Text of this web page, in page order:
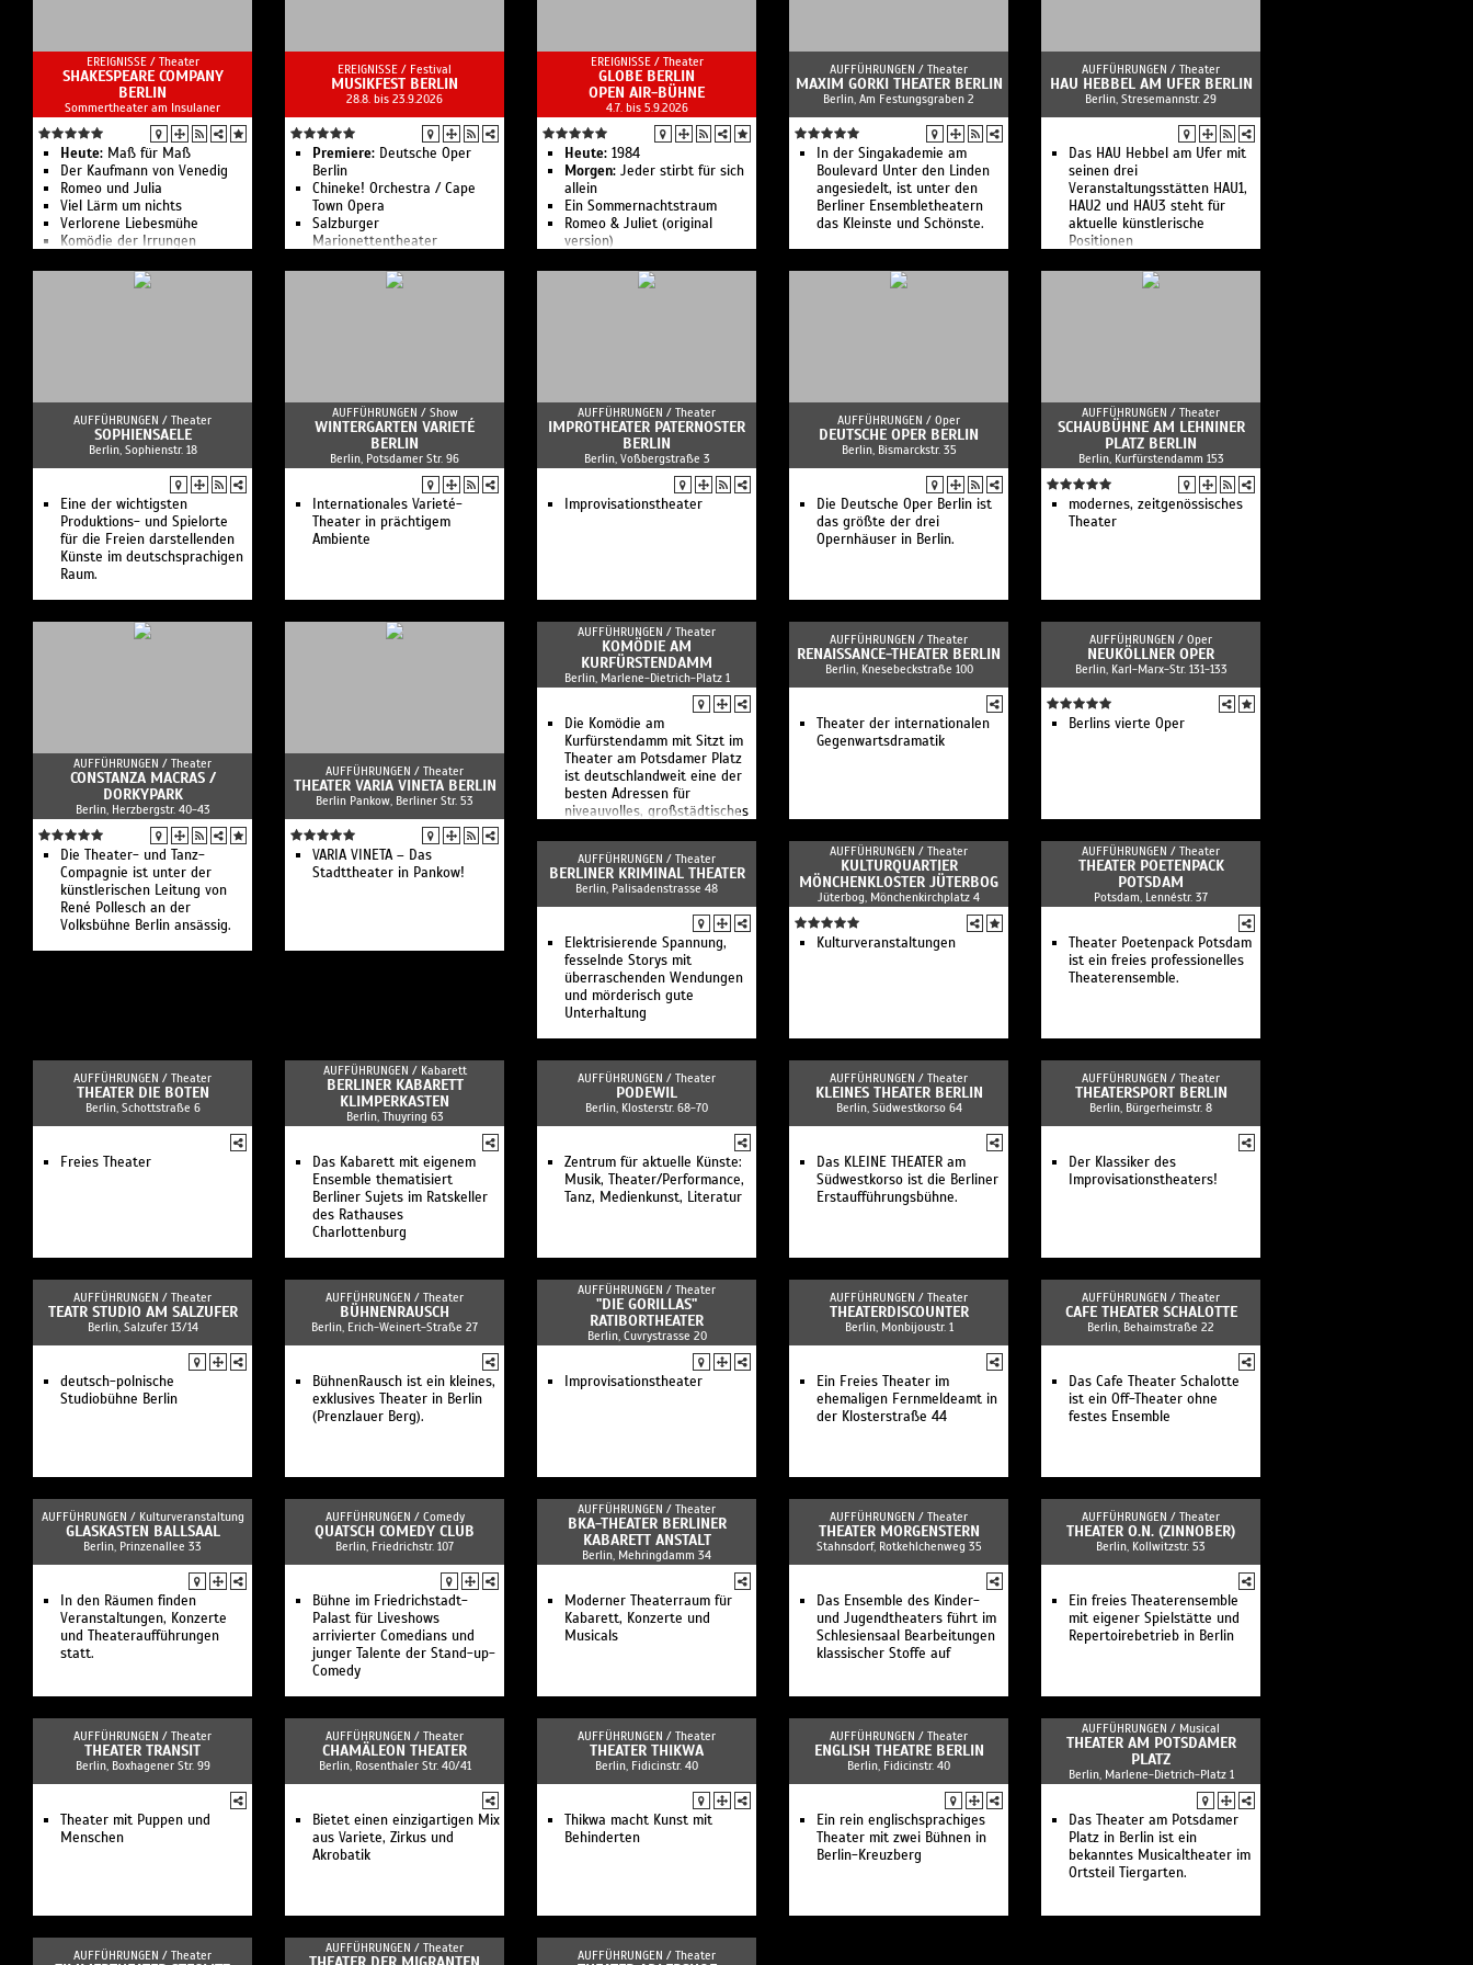
lebe gern
Kino unterm Sternenhimmel:
Song Sung Blue
BOUNCE: Bon Jovi Tributeband
WORK LIFE WHAT? - Stand Up.
Kabarett. Beatbox.
Kino unterm Sternenhimmel:
Ach, diese Lücke, diese
entsetzliche Lücke
X-Perience - Electro Pop
Sommer Open Air
Schiller - Sommerklang -
Forced To Mode - The
Devotional Tribute To Depeche
EREIGNISSE / Theater
SHAKESPEARE COMPANY
BERLIN
Sommertheater am Insulaner
Heute: Maß für Maß
Der Kaufmann von Venedig
Romeo und Julia
Viel Lärm um nichts
Verlorene Liebesmühe
Komödie der Irrungen
EREIGNISSE / Festival
MUSIKFEST BERLIN
28.8. bis 23.9.2026
Premiere: Deutsche Oper
Berlin
Chineke! Orchestra / Cape
Town Opera
Salzburger
Marionettentheater
EREIGNISSE / Theater
GLOBE BERLIN
OPEN AIR-BÜHNE
4.7. bis 5.9.2026
Heute: 1984
Morgen: Jeder stirbt für sich
allein
Ein Sommernachtstraum
Romeo & Juliet (original
version)
Was Ihr wollt
AUFFÜHRUNGEN / Theater
MAXIM GORKI THEATER BERLIN
Berlin, Am Festungsgraben 2
In der Singakademie am
Boulevard Unter den Linden
angesiedelt, ist unter den
Berliner Ensembletheatern
das Kleinste und Schönste.
AUFFÜHRUNGEN / Theater
HAU HEBBEL AM UFER BERLIN
Berlin, Stresemannstr. 29
Das HAU Hebbel am Ufer mit
seinen drei
Veranstaltungsstätten HAU1,
HAU2 und HAU3 steht für
aktuelle künstlerische
Positionen
AUFFÜHRUNGEN / Theater
SOPHIENSAELE
Berlin, Sophienstr. 18
Eine der wichtigsten
Produktions- und Spielorte
für die Freien darstellenden
Künste im deutschsprachigen
Raum.
AUFFÜHRUNGEN / Show
WINTERGARTEN VARIETÉ
BERLIN
Berlin, Potsdamer Str. 96
Internationales Varieté-
Theater in prächtigem
Ambiente
AUFFÜHRUNGEN / Theater
IMPROTHEATER PATERNOSTER
BERLIN
Berlin, Voßbergstraße 3
Improvisationstheater
AUFFÜHRUNGEN / Oper
DEUTSCHE OPER BERLIN
Berlin, Bismarckstr. 35
Die Deutsche Oper Berlin ist
das größte der drei
Opernhäuser in Berlin.
AUFFÜHRUNGEN / Theater
SCHAUBÜHNE AM LEHNINER
PLATZ BERLIN
Berlin, Kurfürstendamm 153
modernes, zeitgenössisches
Theater
AUFFÜHRUNGEN / Theater
CONSTANZA MACRAS /
DORKYPARK
Berlin, Herzbergstr. 40-43
Die Theater- und Tanz-
Compagnie ist unter der
künstlerischen Leitung von
René Pollesch an der
Volksbühne Berlin ansässig.
AUFFÜHRUNGEN / Theater
THEATER VARIA VINETA BERLIN
Berlin Pankow, Berliner Str. 53
VARIA VINETA – Das
Stadttheater in Pankow!
AUFFÜHRUNGEN / Theater
KOMÖDIE AM
KURFÜRSTENDAMM
Berlin, Marlene-Dietrich-Platz 1
Die Komödie am
Kurfürstendamm mit Sitzt im
Theater am Potsdamer Platz
ist deutschlandweit eine der
besten Adressen für
niveauvolles, großstädtisches
AUFFÜHRUNGEN / Theater
RENAISSANCE-THEATER BERLIN
Berlin, Knesebeckstraße 100
Theater der internationalen
Gegenwartsdramatik
AUFFÜHRUNGEN / Oper
NEUKÖLLNER OPER
Berlin, Karl-Marx-Str. 131-133
Berlins vierte Oper
AUFFÜHRUNGEN / Theater
BERLINER KRIMINAL THEATER
Berlin, Palisadenstrasse 48
Elektrisierende Spannung,
fesselnde Storys mit
überraschenden Wendungen
und mörderisch gute
Unterhaltung
AUFFÜHRUNGEN / Theater
KULTURQUARTIER
MÖNCHENKLOSTER JÜTERBOG
Jüterbog, Mönchenkirchplatz 4
Kulturveranstaltungen
AUFFÜHRUNGEN / Theater
THEATER POETENPACK
POTSDAM
Potsdam, Lennéstr. 37
Theater Poetenpack Potsdam
ist ein freies professionelles
Theaterensemble.
AUFFÜHRUNGEN / Theater
THEATER DIE BOTEN
Berlin, Schottstraße 6
Freies Theater
AUFFÜHRUNGEN / Kabarett
BERLINER KABARETT
KLIMPERKASTEN
Berlin, Thuyring 63
Das Kabarett mit eigenem
Ensemble thematisiert
Berliner Sujets im Ratskeller
des Rathauses
Charlottenburg
AUFFÜHRUNGEN / Theater
PODEWIL
Berlin, Klosterstr. 68-70
Zentrum für aktuelle Künste:
Musik, Theater/Performance,
Tanz, Medienkunst, Literatur
AUFFÜHRUNGEN / Theater
KLEINES THEATER BERLIN
Berlin, Südwestkorso 64
Das KLEINE THEATER am
Südwestkorso ist die Berliner
Erstaufführungsbühne.
AUFFÜHRUNGEN / Theater
THEATERSPORT BERLIN
Berlin, Bürgerheimstr. 8
Der Klassiker des
Improvisationstheaters!
AUFFÜHRUNGEN / Theater
TEATR STUDIO AM SALZUFER
Berlin, Salzufer 13/14
deutsch-polnische
Studiobühne Berlin
AUFFÜHRUNGEN / Theater
BÜHNENRAUSCH
Berlin, Erich-Weinert-Straße 27
BühnenRausch ist ein kleines,
exklusives Theater in Berlin
(Prenzlauer Berg).
AUFFÜHRUNGEN / Theater
"DIE GORILLAS"
RATIBORTHEATER
Berlin, Cuvrystrasse 20
Improvisationstheater
AUFFÜHRUNGEN / Theater
THEATERDISCOUNTER
Berlin, Monbijoustr. 1
Ein Freies Theater im
ehemaligen Fernmeldeamt in
der Klosterstraße 44
AUFFÜHRUNGEN / Theater
CAFE THEATER SCHALOTTE
Berlin, Behaimstraße 22
Das Cafe Theater Schalotte
ist ein Off-Theater ohne
festes Ensemble
AUFFÜHRUNGEN / Kulturveranstaltung
GLASKASTEN BALLSAAL
Berlin, Prinzenallee 33
In den Räumen finden
Veranstaltungen, Konzerte
und Theateraufführungen
statt.
AUFFÜHRUNGEN / Comedy
QUATSCH COMEDY CLUB
Berlin, Friedrichstr. 107
Bühne im Friedrichstadt-
Palast für Liveshows
arrivierter Comedians und
junger Talente der Stand-up-
Comedy
AUFFÜHRUNGEN / Theater
BKA-THEATER BERLINER
KABARETT ANSTALT
Berlin, Mehringdamm 34
Moderner Theaterraum für
Kabarett, Konzerte und
Musicals
AUFFÜHRUNGEN / Theater
THEATER MORGENSTERN
Stahnsdorf, Rotkehlchenweg 35
Das Ensemble des Kinder-
und Jugendtheaters führt im
Schlesiensaal Bearbeitungen
klassischer Stoffe auf
AUFFÜHRUNGEN / Theater
THEATER O.N. (ZINNOBER)
Berlin, Kollwitzstr. 53
Ein freies Theaterensemble
mit eigener Spielstätte und
Repertoirebetrieb in Berlin
AUFFÜHRUNGEN / Theater
THEATER TRANSIT
Berlin, Boxhagener Str. 99
Theater mit Puppen und
Menschen
AUFFÜHRUNGEN / Theater
CHAMÄLEON THEATER
Berlin, Rosenthaler Str. 40/41
Bietet einen einzigartigen Mix
aus Variete, Zirkus und
Akrobatik
AUFFÜHRUNGEN / Theater
THEATER THIKWA
Berlin, Fidicinstr. 40
Thikwa macht Kunst mit
Behinderten
AUFFÜHRUNGEN / Theater
ENGLISH THEATRE BERLIN
Berlin, Fidicinstr. 40
Ein rein englischsprachiges
Theater mit zwei Bühnen in
Berlin-Kreuzberg
AUFFÜHRUNGEN / Musical
THEATER AM POTSDAMER
PLATZ
Berlin, Marlene-Dietrich-Platz 1
Das Theater am Potsdamer
Platz in Berlin ist ein
bekanntes Musicaltheater im
Ortsteil Tiergarten.
AUFFÜHRUNGEN / Theater AUFFÜHRUNGEN / Theater AUFFÜHRUNGEN / Theater